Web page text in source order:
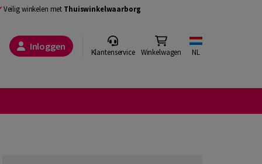
Veilig winkelen met Thuiswinkelwaarborg
Inloggen Klantenservice Winkelwagen NL